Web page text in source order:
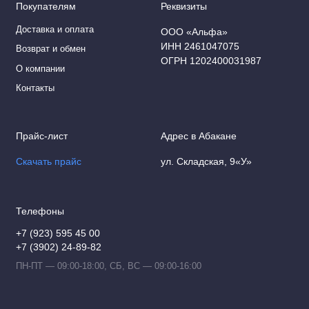
DIN и комплектующие
Ревизионные люки
Рубильники
Таймеры
Трансформаторы для ламп
Покупателям
Доставка и оплата
Возврат и обмен
О компании
Контакты
Реквизиты
ООО «Альфа»
ИНН 2461047075
ОГРН 1202400031987
Прайс-лист
Скачать прайс
Адрес в Абакане
ул. Складская, 9«У»
Телефоны
+7 (923) 595 45 00
+7 (3902) 24-89-82
ПН-ПТ — 09:00-18:00, СБ, ВС — 09:00-16:00